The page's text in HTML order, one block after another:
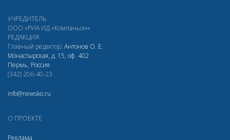
УЧРЕДИТЕЛЬ
ООО «РИА ИД «Компаньон»
РЕДАКЦИЯ
Главный редактор: Антонов О. Е.
Монастырская, д. 15, оф. 402
Пермь, Россия
(342) 206-40-23
info@newsko.ru
О ПРОЕКТЕ
Реклама